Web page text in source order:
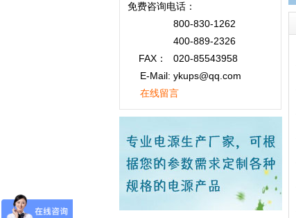
免费咨询电话：
800-830-1262
400-889-2326
FAX：
020-85543958
E-Mail: ykups@qq.com
在线留言